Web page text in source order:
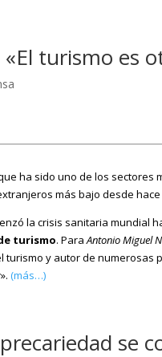
turismo es
ha sido uno de los sectores
más bajo desde hace
la crisis sanitaria mundial
turismo. ParaAntonio Miguel
turismo y autor de numerosas
».(más…)
se